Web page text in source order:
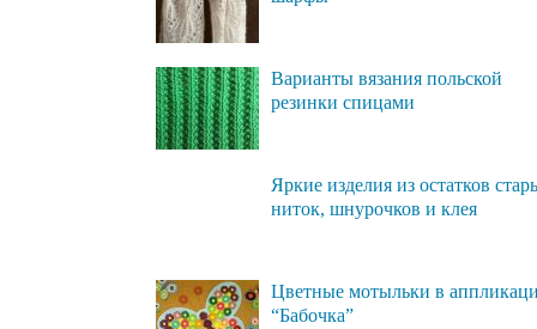
Варианты вязания польской
резинки спицами
Яркие изделия из остатков
ниток, шнурочков и клея
Цветные мотыльки в
“Бабочка”